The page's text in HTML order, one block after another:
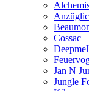
Cossac
Jan N
Jungle